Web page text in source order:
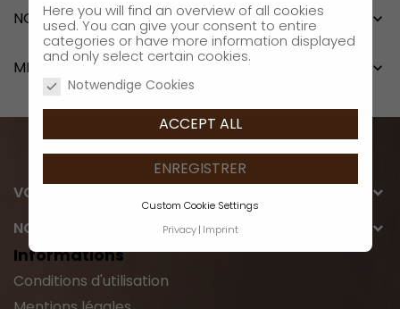
Here you will find an overview of all cookies
used. You can give your consent to entire
categories or have more information displayed
and only select certain cookies.
Notwendige Cookies
ACCEPT ALL
ENREGISTRER
Custom Cookie Settings
Privacy Imprint
NOUVEAUX PRODUITS
MEILLEURES VENTES
VOTRE COMPTE
NOTRE SOCIÉTÉ
Informations
Conditions d'utilisation